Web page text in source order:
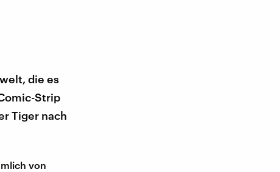
die es
Strip
Tiger nach
von